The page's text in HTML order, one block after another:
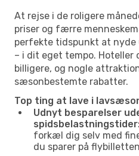
At rejse i de roligere
priser og færre
perfekte tidspunkt at nyde
– i dit eget tempo. Hoteller
billigere, og nogle
sæsonbestemte rabatter.
Top ting at lave i
Udnyt besparelser
forkæl dig selv med
du sparer på